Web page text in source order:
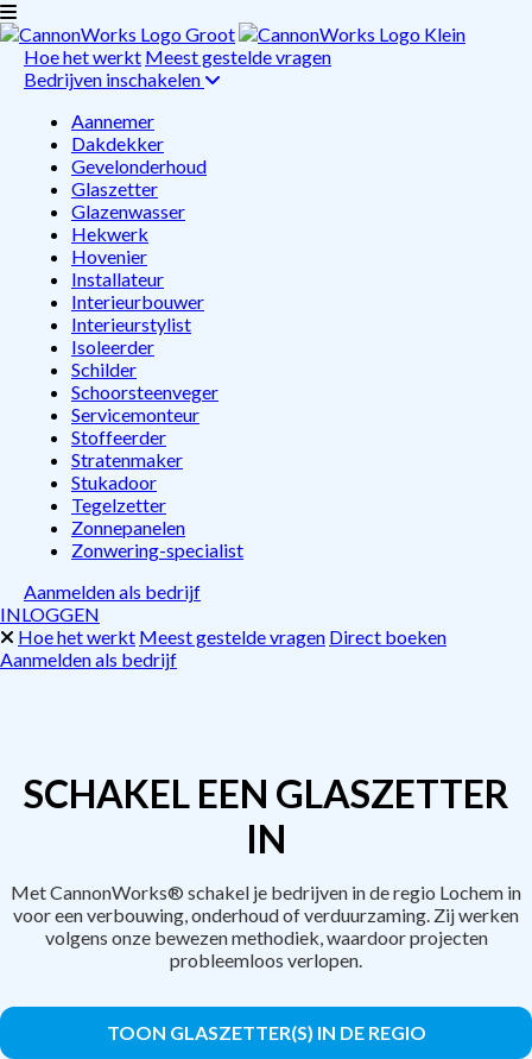
Hoe het werkt Meest gestelde vragen
Bedrijven inschakelen
Aannemer
Dakdekker
Gevelonderhoud
Glaszetter
Glazenwasser
Hekwerk
Hovenier
Installateur
Interieurbouwer
Interieurstylist
Isoleerder
Schilder
Schoorsteenveger
Servicemonteur
Stoffeerder
Stratenmaker
Stukadoor
Tegelzetter
Zonnepanelen
Zonwering-specialist
Aanmelden als bedrijf
INLOGGEN
Hoe het werkt Meest gestelde vragen Direct boeken
Aanmelden als bedrijf
SCHAKEL EEN GLASZETTER
IN
Met CannonWorks® schakel je bedrijven in de regio Lochem in
voor een verbouwing, onderhoud of verduurzaming. Zij werken
volgens onze bewezen methodiek, waardoor projecten
probleemloos verlopen.
TOON GLASZETTER(S) IN DE REGIO